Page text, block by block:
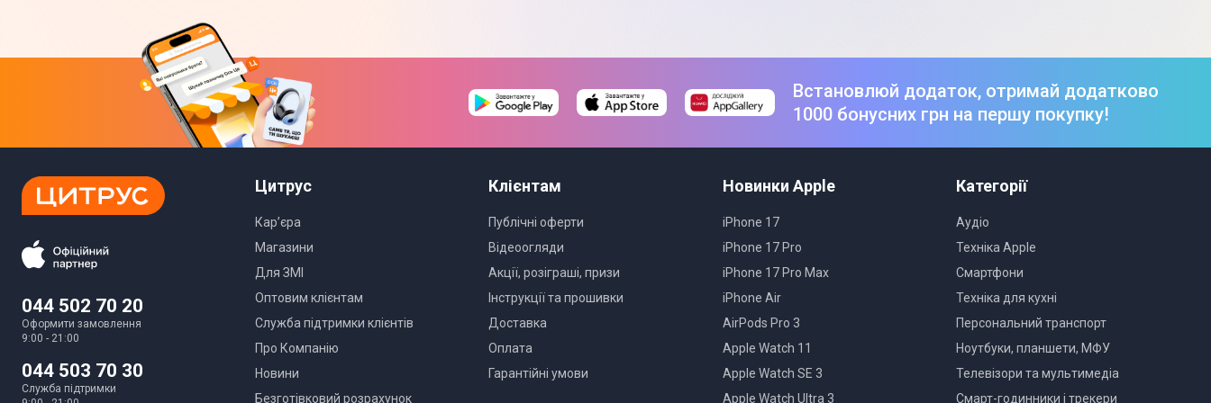
Встановлюй додаток, отримай додатково
1000 бонусних грн на першу покупку!
044 502 70 20
Оформити замовлення
9:00 - 21:00
044 503 70 30
Служба підтримки
Цитрус
Кар’єра
Магазини
Для ЗМІ
Оптовим клієнтам
Служба підтримки клієнтів
Про Компанію
Новини
Безготівковий розрахунок
Клієнтам
Публічні оферти
Відеоогляди
Акції, розіграші, призи
Інструкції та прошивки
Доставка
Оплата
Гарантійні умови
Новинки Apple
iPhone 17
iPhone 17 Pro
iPhone 17 Pro Max
iPhone Air
AirPods Pro 3
Apple Watch 11
Apple Watch SE 3
Apple Watch Ultra 3
Категорії
Аудіо
Техніка Apple
Смартфони
Техніка для кухні
Персональний транспорт
Ноутбуки, планшети, МФУ
Телевізори та мультимедіа
Смарт-годинники і трекери